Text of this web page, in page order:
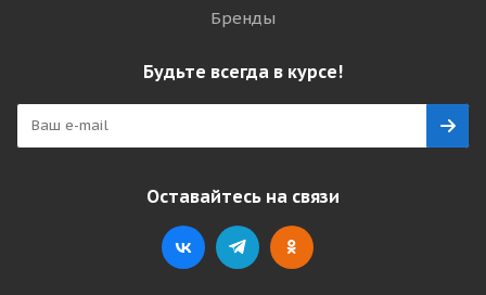
Бренды
Будьте всегда в курсе!
Оставайтесь на связи